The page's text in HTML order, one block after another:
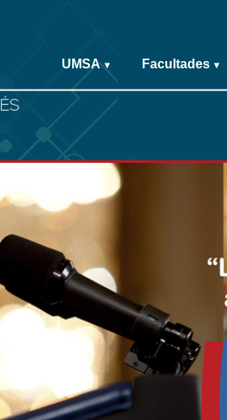
UMSA ▾ Facultades ▾